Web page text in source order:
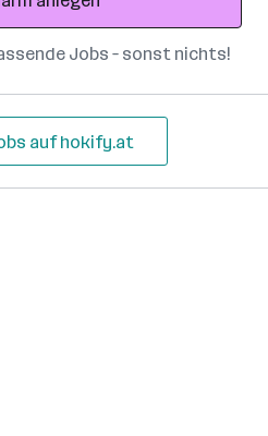
Jobs – sonst nichts!
auf hokify.at